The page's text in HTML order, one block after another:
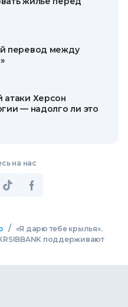
перевод между
атаки Херсон
— надолго ли это
на нас
/ «Я дарю тебе крылья».
поддерживают